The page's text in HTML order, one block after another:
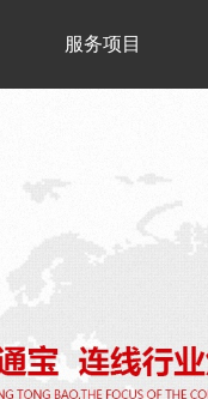
服务项目